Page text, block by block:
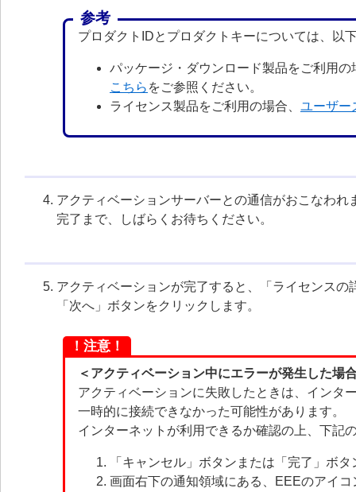
参考
プロダクトIDとプロダクトキーについては、以
パッケージ・ダウンロード製品をご利用
こちら をご参照ください。
ライセンス製品をご利用の場合、 ユーザー
アクティベーションサーバーとの通信がおこなわれ
完了まで、しばらくお待ちください。
アクティベーションが完了すると、「ライセンスの
「次へ」ボタンをクリックします。
！注意！
＜アクティベーション中にエラーが発生した場
アクティベーションに失敗したときは、インタ
一時的に接続できなかった可能性があります。
インターネットが利用できるか確認の上、下記
「キャンセル」ボタンまたは「完了」ボ
画面右下の通知領域にある、EEEのアイ